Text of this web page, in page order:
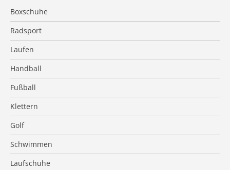
Boxschuhe
Radsport
Laufen
Handball
Fußball
Klettern
Golf
Schwimmen
Laufschuhe